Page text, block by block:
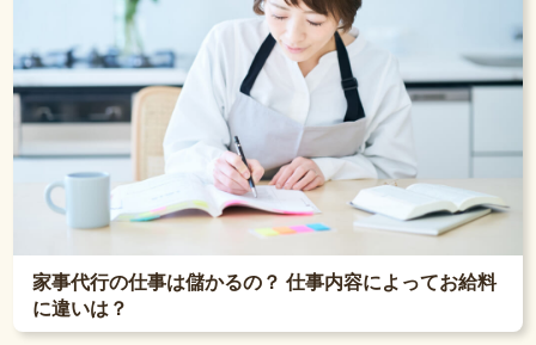
家事代行の仕事は儲かるの？ 仕事内容によってお給料
に違いは？